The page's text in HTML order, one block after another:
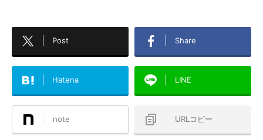
Post Share
Hatena LINE
note URLコピー